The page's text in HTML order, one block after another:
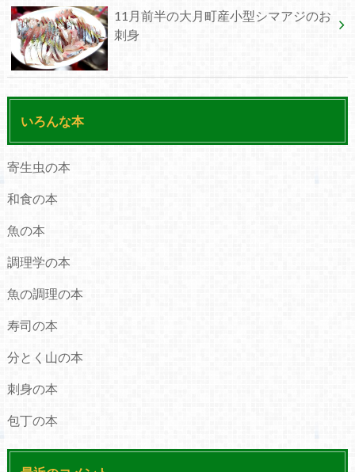
11月前半の大月町産小型シマアジのお
刺身
いろんな本
寄生虫の本
和食の本
魚の本
調理学の本
魚の調理の本
寿司の本
分とく山の本
刺身の本
包丁の本